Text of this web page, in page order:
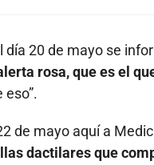
20 de mayo se
rosa, que es el
de mayo aquí a
dactilares que